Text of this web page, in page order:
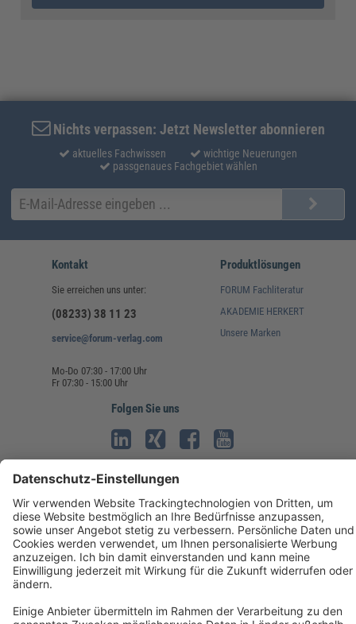
Nichts verpassen: Jetzt Newsletter abonnieren
aktuelles Fachwissen
wichtige Neuerungen
passgenaues Fachgebiet wählen
Kontakt
Sie erreichen uns unter:
(08233) 38 11 23
service@forum-verlag.com
Mo-Do 07:30 - 17:00 Uhr
Fr 07:30 - 15:00 Uhr
Produktlösungen
FORUM Fachliteratur
AKADEMIE HERKERT
Unsere Marken
Folgen Sie uns
Impressum
Datenschutz
Cookie-Einstellungen
AGB und Lizenzbedingungen